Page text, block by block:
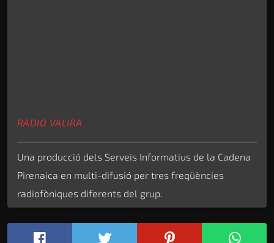
RÀDIO VALIRA
Una producció dels Serveis Informatius de la Cadena
Pirenaica en multi-difusió per tres freqüències
radiofòniques diferents del grup.